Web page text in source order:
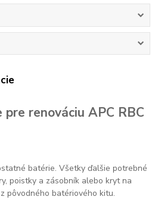
renováciu APC RBC
batérie. Všetky ďalšie potrebné
poistky a zásobník alebo kryt na
pôvodného batériového kitu.